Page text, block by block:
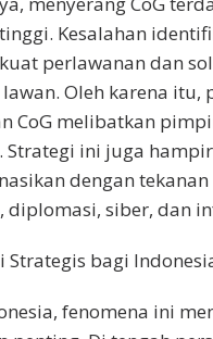
Kesalahan
perlawanan dan
Oleh karena itu,
CoG melibatkan
Strategi ini juga
dengan
diplomasi, siber, dan
Strategis bagi
fenomena ini